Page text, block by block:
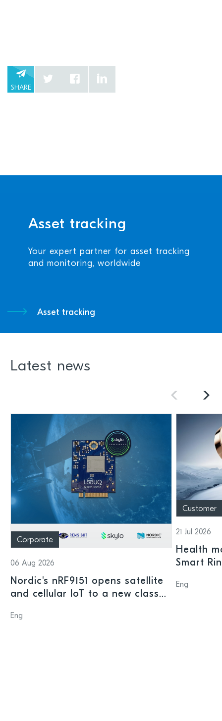
SHARE
Asset tracking
Your expert partner for asset tracking
and monitoring, worldwide
Asset tracking
Latest news
Corporate
06 Aug 2026
Nordic's nRF9151 opens satellite
and cellular IoT to a new class
Eng
Customer
21 Jul 2026
Health
Smart
Eng